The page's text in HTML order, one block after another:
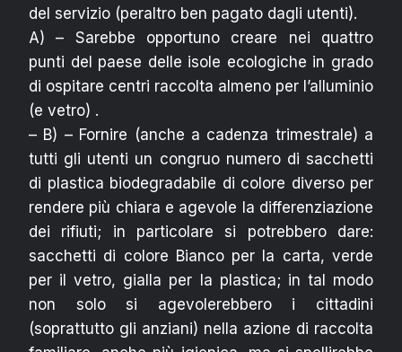
del servizio (peraltro ben pagato dagli utenti).
A) – Sarebbe opportuno creare nei quattro
punti del paese delle isole ecologiche in grado
di ospitare centri raccolta almeno per l’alluminio
(e vetro) .
– B) – Fornire (anche a cadenza trimestrale) a
tutti gli utenti un congruo numero di sacchetti
di plastica biodegradabile di colore diverso per
rendere più chiara e agevole la differenziazione
dei rifiuti; in particolare si potrebbero dare:
sacchetti di colore Bianco per la carta, verde
per il vetro, gialla per la plastica; in tal modo
non solo si agevolerebbero i cittadini
(soprattutto gli anziani) nella azione di raccolta